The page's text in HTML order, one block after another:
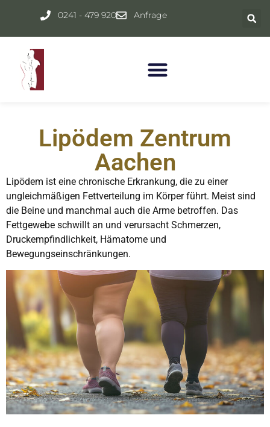
0241 - 479 920 Anfrage
Lipödem Zentrum
Aachen
Lipödem ist eine chronische Erkrankung, die zu einer
ungleichmäßigen Fettverteilung im Körper führt. Meist sind
die Beine und manchmal auch die Arme betroffen. Das
Fettgewebe schwillt an und verursacht Schmerzen,
Druckempfindlichkeit, Hämatome und
Bewegungseinschränkungen.